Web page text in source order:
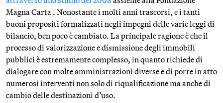
Magna Carta . Nonostante i molti anni trascorsi, e i tanti
buoni propositi formalizzati negli impegni delle varie leggi di
bilancio, ben poco è cambiato. La principale ragione è che il
processo di valorizzazione e dismissione degli immobili
pubblici è estremamente complesso, in quanto richiede di
dialogare con molte amministrazioni diverse e di porre in atto
numerosi interventi non solo di riqualificazione ma anche di
cambio delle destinazioni d’uso.